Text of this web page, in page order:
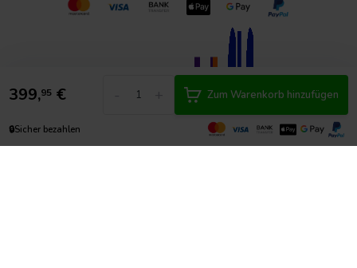
399,95 € Zum Warenkorb hinzufügen
🔒Sicher bezahlen